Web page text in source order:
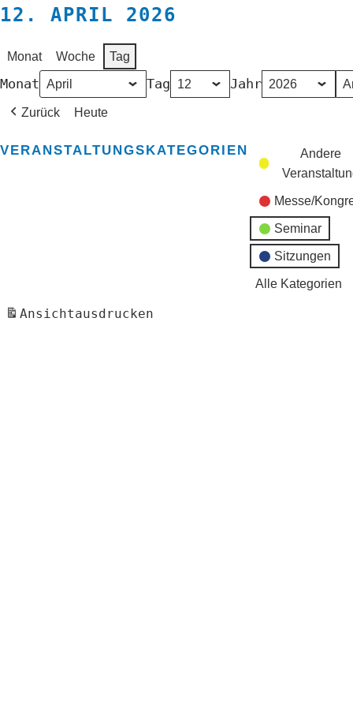
12. APRIL 2026
Monat Woche Tag
Monat Tag Jahr
Zurück Heute
VERANSTALTUNGSKATEGORIEN
Andere
Messe/
Seminar
Sitzungen
Alle Kategorien
Ansichtausdrucken